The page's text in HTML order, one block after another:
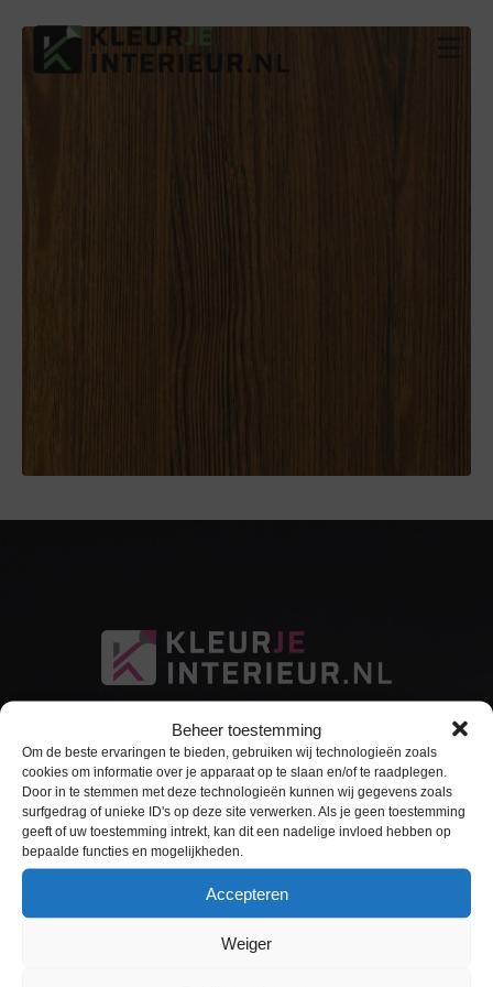
Beheer toestemming
Om de beste ervaringen te bieden, gebruiken wij technologieën zoals
cookies om informatie over je apparaat op te slaan en/of te raadplegen.
Door in te stemmen met deze technologieën kunnen wij gegevens zoals
surfgedrag of unieke ID's op deze site verwerken. Als je geen toestemming
geeft of uw toestemming intrekt, kan dit een nadelige invloed hebben op
bepaalde functies en mogelijkheden.
Accepteren
Weiger
Sitemap
Home
Interieurfolie